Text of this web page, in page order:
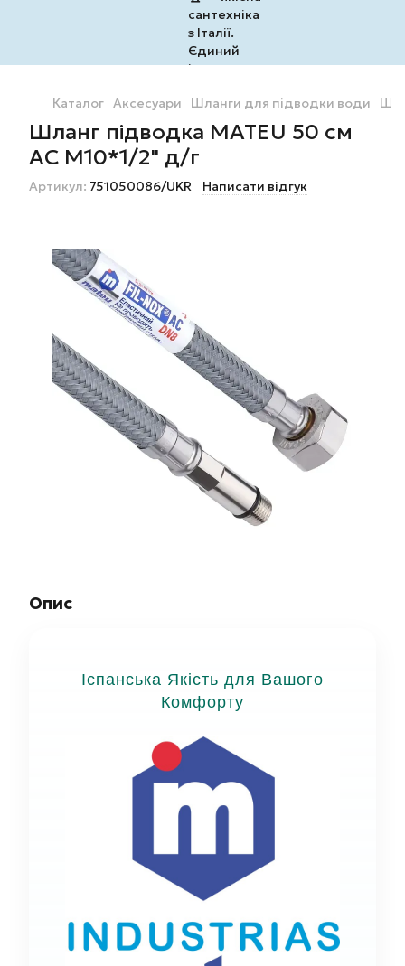
Каталог Аксесуари Шланги для підводки води
Шланг підводка MATEU 50 см
AC М10*1/2" д/г
Артикул: 751050086/UKR Написати відгук
Опис
Іспанська Якість для Вашого
Комфорту